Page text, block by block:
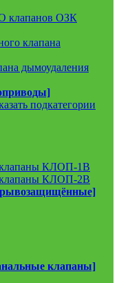
клапанов ОЗК
клапана
дымоудаления
подкатегории
КЛОП-1В
КЛОП-2В
клапаны]